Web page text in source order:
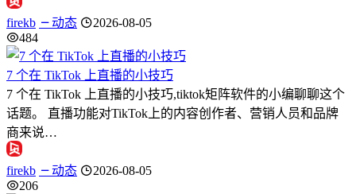
firekb 动态
2026-08-05
484
7 个在 TikTok 上直播的小技巧
7 个在 TikTok 上直播的小技巧,tiktok矩阵软件的小编聊聊这个
话题。 直播功能对TikTok上的内容创作者、营销人员和品牌
商来说…
firekb 动态
2026-08-05
206